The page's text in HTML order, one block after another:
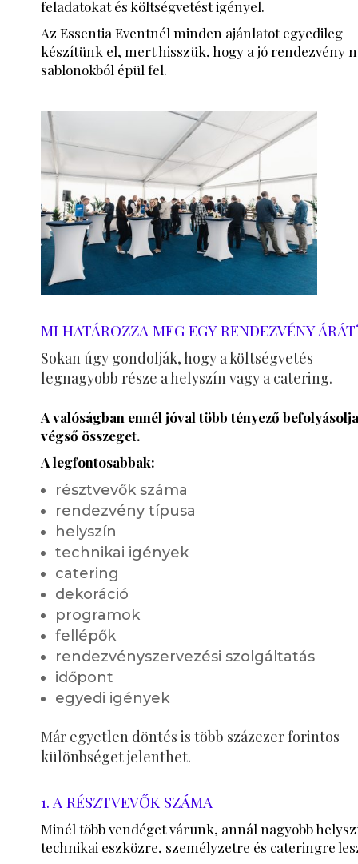
feladatokat és költségvetést igényel.
Az Essentia Eventnél minden ajánlatot egyedileg
készítünk el, mert hisszük, hogy a jó rendezvény
sablonokból épül fel.
MI HATÁROZZA MEG EGY RENDEZVÉNY
Sokan úgy gondolják, hogy a költségvetés
legnagyobb része a helyszín vagy a catering.
A valóságban ennél jóval több tényező
végső összeget.
A legfontosabbak:
résztvevők száma
rendezvény típusa
helyszín
technikai igények
catering
dekoráció
programok
fellépők
rendezvényszervezési szolgáltatás
időpont
egyedi igények
Már egyetlen döntés is több százezer forintos
különbséget jelenthet.
1. A RÉSZTVEVŐK SZÁMA
Minél több vendéget várunk, annál nagyobb
technikai eszközre, személyzetre és cateringre